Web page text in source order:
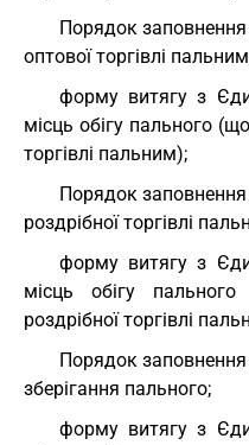
Порядок
оптової торгівлі
форму витягу з
місць обігу пального
торгівлі пальним);
Порядок
роздрібної торгівлі
форму витягу з
місць обігу
роздрібної торгівлі
Порядок
зберігання пального;
форму витягу з